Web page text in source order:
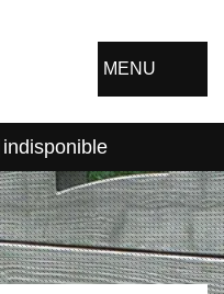
MENU
indisponible